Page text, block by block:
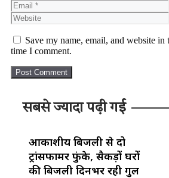
Save my name, email, and website
time I comment.
सबसे ज्यादा पढ़ी गई
आकाशीय बिजली से दो
ट्रांसफार्मर फुंके, सैकड़ों घरों
की बिजली दिनभर रही गुल